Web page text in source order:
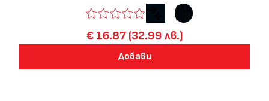
€ 16.87 (32.99 лв.)
Добави